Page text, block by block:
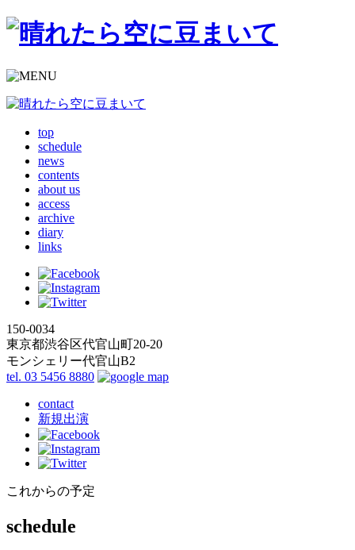
top
schedule
news
contents
about us
access
archive
diary
links
150-0034
東京都渋谷区代官山町20-20
モンシェリー代官山B2
tel. 03 5456 8880
contact
新規出演
これからの予定
schedule